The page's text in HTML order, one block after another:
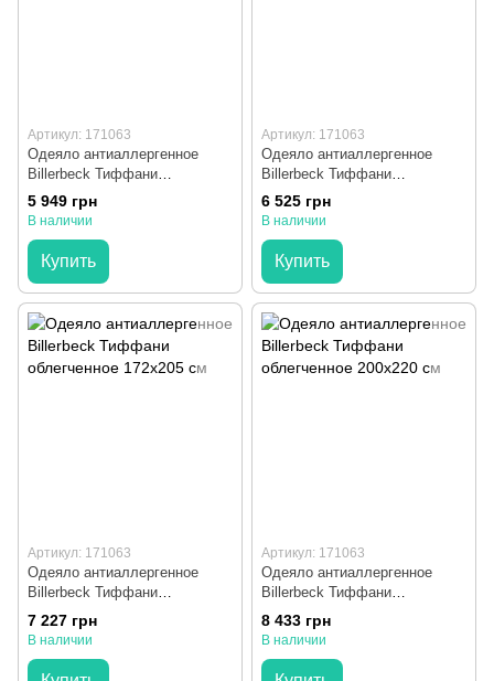
Артикул: 171063
Одеяло антиаллергенное
Billerbeck Тиффани
облегченное 140x205 см
5 949 грн
В наличии
Купить
Артикул: 171063
Одеяло антиаллергенное
Billerbeck Тиффани
облегченное 155x215 см
6 525 грн
В наличии
Купить
Артикул: 171063
Одеяло антиаллергенное
Billerbeck Тиффани
облегченное 172x205 см
7 227 грн
В наличии
Артикул: 171063
Одеяло антиаллергенное
Billerbeck Тиффани
облегченное 200x220 см
8 433 грн
В наличии